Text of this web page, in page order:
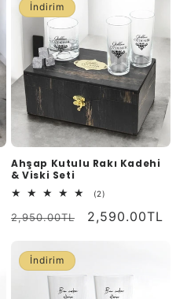
İndirim
Ahşap Kutulu Rakı Kadehi
& Viski Seti
(2)
değerlendirme
Normal
2,950.00TL
İndirimli
2,590.00TL
İndirim